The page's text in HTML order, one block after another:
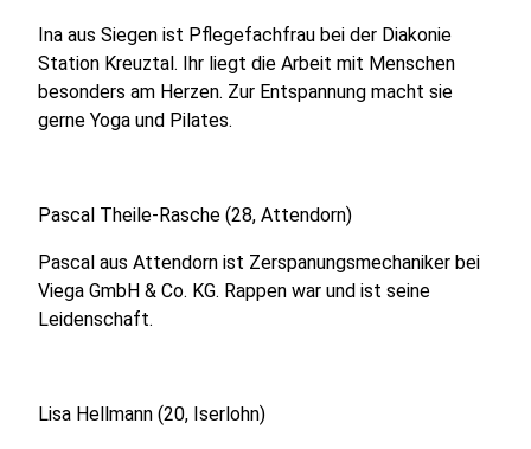
Ina aus Siegen ist Pflegefachfrau bei der Diakonie
Station Kreuztal. Ihr liegt die Arbeit mit Menschen
besonders am Herzen. Zur Entspannung macht sie
gerne Yoga und Pilates.
Pascal Theile-Rasche (28, Attendorn)
Pascal aus Attendorn ist Zerspanungsmechaniker bei
Viega GmbH & Co. KG. Rappen war und ist seine
Leidenschaft.
Lisa Hellmann (20, Iserlohn)